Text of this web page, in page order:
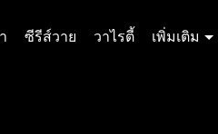
ซีรีส์วาย วาไรตี้ เพิ่มเติม